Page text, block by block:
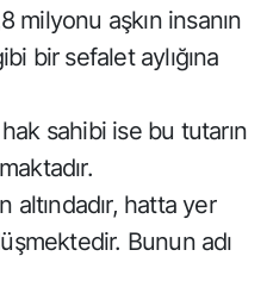
milyonu aşkın insanın
bir sefalet aylığına
sahibi ise bu tutarın
altındadır, hatta yer
Bunun adı